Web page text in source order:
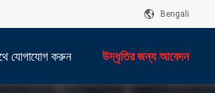
Bengali
যোগাযোগ করুন উদ্ধৃতির জন্য আবেদন